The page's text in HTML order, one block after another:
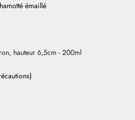
émaillé
hauteur 6,5cm - 200ml